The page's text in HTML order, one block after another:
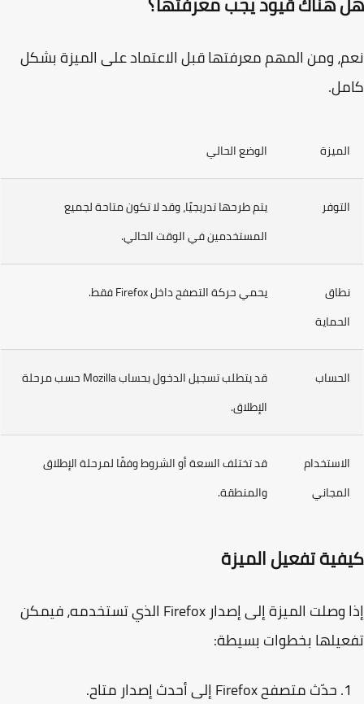
ومن المهم معرفتها قبل الاعتماد على الميزة بشكل
الميزة الوضع الحالي
التوفر
يتم طرحها تدريجيًا، وقد لا تكون متاحة لجميع
المستخدمين في الوقت الحالي.
نطاق
الحماية
يحمي حركة التصفح داخل Firefox فقط.
الحساب
قد يتطلب تسجيل الدخول بحساب Mozilla حسب مرحلة
الإطلاق.
الاستخدام
المجاني
قد تختلف السعة أو الشروط وفقًا لمرحلة الإطلاق
والمنطقة.
تفعيل الميزة
إذا وصلت الميزة إلى إصدار Firefox الذي تستخدمه، فيمكن
بخطوات بسيطة:
حدّث متصفح Firefox إلى أحدث إصدار متاح.